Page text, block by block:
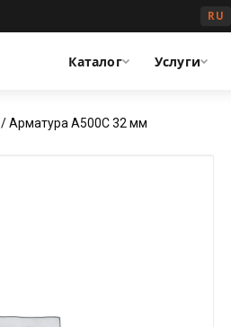
RU
Каталог Услуги
/ Арматура А500С 32 мм